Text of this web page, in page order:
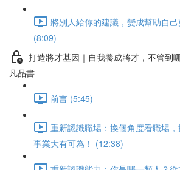
將別人給你的建議，變成幫助自己
(8:09)
打造將才基因｜自我養成將才，不管到
凡品書
前言 (5:45)
重新認識職場：換個角度看職場
事業大有可為！ (12:38)